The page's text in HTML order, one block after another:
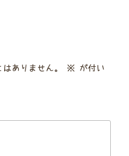
ありません。 ※ が付い